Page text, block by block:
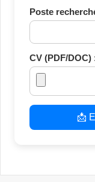
Poste
CV (PDF/DOC)
📩